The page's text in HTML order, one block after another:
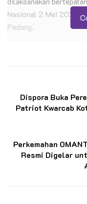
Nasional 2 Mei 2026
Padang.
sekolah dari berbagai
menunjukkan
yang sehat sepanjang
kehadiran supporter
BACA JUGA
Dispora Buka
Patriot Kwarcab
Perkemahan
Resmi Digelar